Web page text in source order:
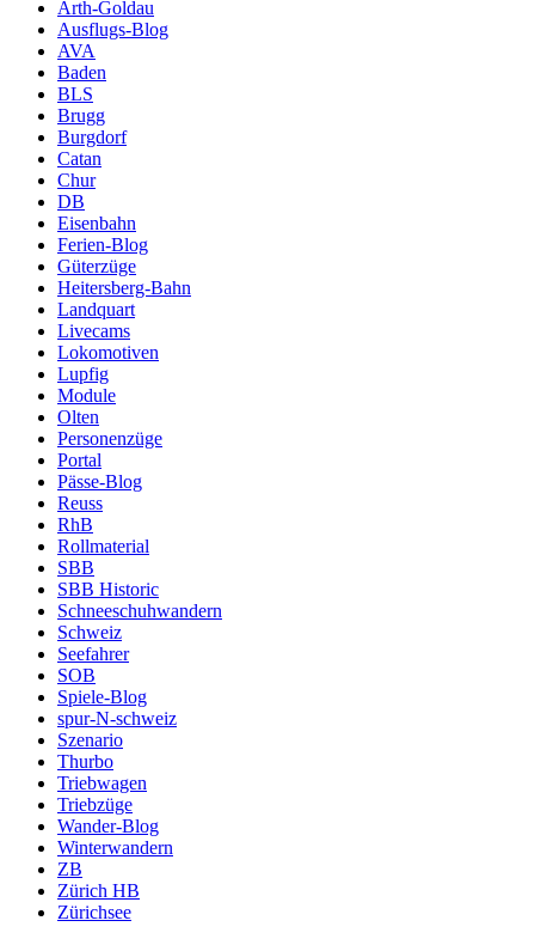
Arth-Goldau
Ausflugs-Blog
AVA
Baden
BLS
Brugg
Burgdorf
Catan
Chur
DB
Eisenbahn
Ferien-Blog
Güterzüge
Heitersberg-Bahn
Landquart
Livecams
Lokomotiven
Lupfig
Module
Olten
Personenzüge
Portal
Pässe-Blog
Reuss
RhB
Rollmaterial
SBB
SBB Historic
Schneeschuhwandern
Schweiz
Seefahrer
SOB
Spiele-Blog
spur-N-schweiz
Szenario
Thurbo
Triebwagen
Triebzüge
Wander-Blog
Winterwandern
ZB
Zürich HB
Zürichsee